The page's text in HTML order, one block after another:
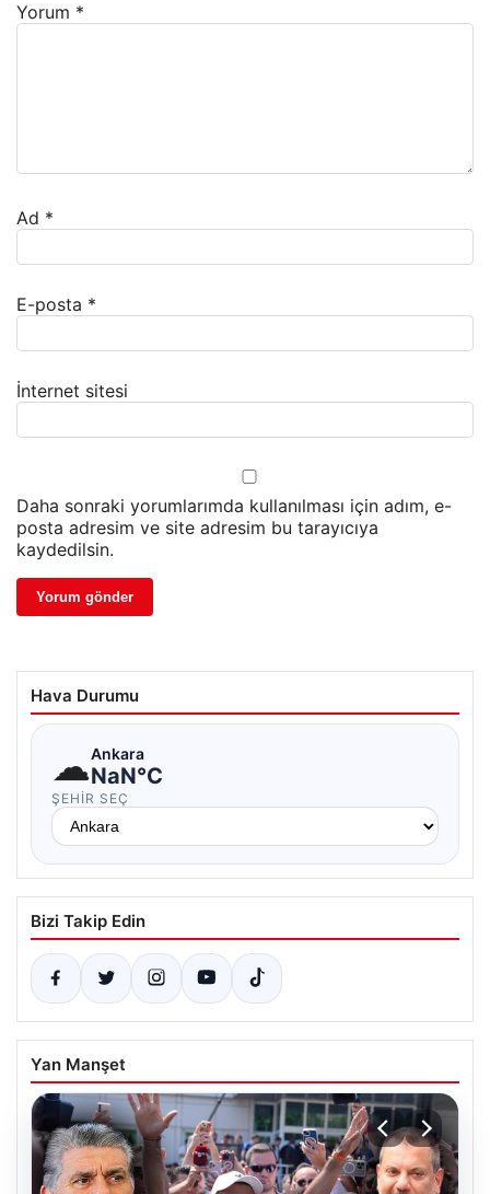
Yorum *
Ad *
E-posta *
İnternet sitesi
Daha sonraki yorumlarımda kullanılması için adım, e-
posta adresim ve site adresim bu tarayıcıya
kaydedilsin.
Hava Durumu
☁Ankara
NaN°C
ŞEHIR SEÇ
Bizi Takip Edin
Yan Manşet